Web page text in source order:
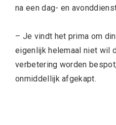
na een dag- en
– Je vindt het prima om
eigenlijk helemaal niet wil
verbetering worden
onmiddellijk afgekapt.